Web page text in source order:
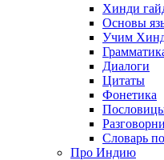
Хинди
Основы
Учим
Диалоги
Цитаты
Фонетика
Словарь
Про Индию